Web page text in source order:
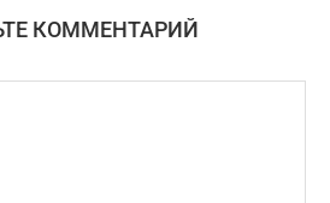
КОММЕНТАРИЙ